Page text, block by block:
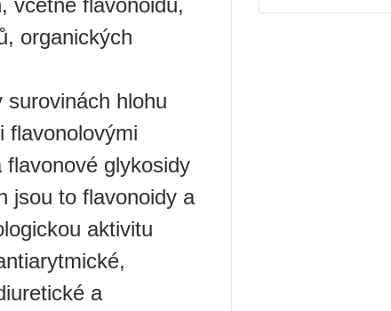
organických
hlohu
flavonolovými
glykosidy
jsou to flavonoidy a
aktivitu
a